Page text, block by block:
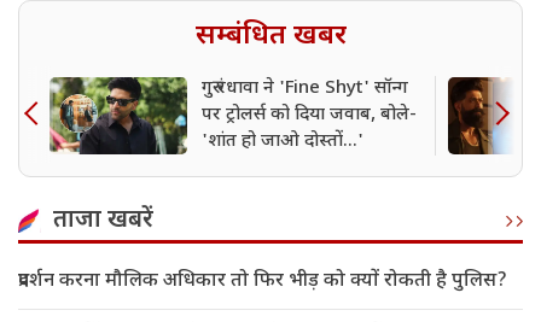
सम्बंधित खबर
गुरु रंधावा ने 'Fine Shyt' सॉन्ग
पर ट्रोलर्स को दिया जवाब, बोले-
'शांत हो जाओ दोस्तों...'
ताजा खबरें
प्रदर्शन करना मौलिक अधिकार तो फिर भीड़ को क्यों रोकती है पुलिस?